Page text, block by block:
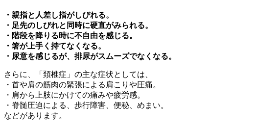
・親指と人差し指がしびれる。
・足先のしびれと同時に硬直がみられる。
・階段を降りる時に不自由を感じる。
・箸が上手く持てなくなる。
・尿意を感じるが、排尿がスムーズでなくなる。
さらに、「頚椎症」の主な症状としては、
・首や肩の筋肉の緊張による肩こりや圧痛。
・肩から上肢にかけての痛みや疲労感。
・脊髄圧迫による、歩行障害、便秘、めまい。
などがあります。